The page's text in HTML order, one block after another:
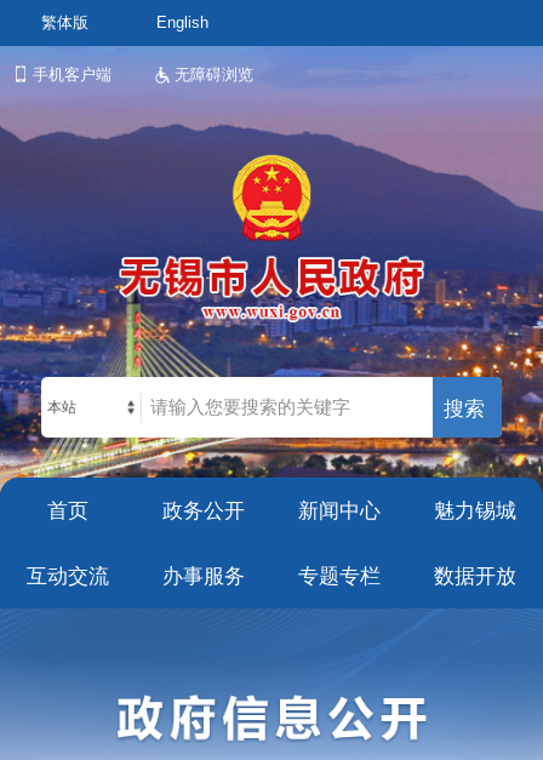
繁体版 English
手机客户端 无障碍浏览
本站
首页 政务公开 新闻中心 魅力锡城
互动交流 办事服务 专题专栏 数据开放